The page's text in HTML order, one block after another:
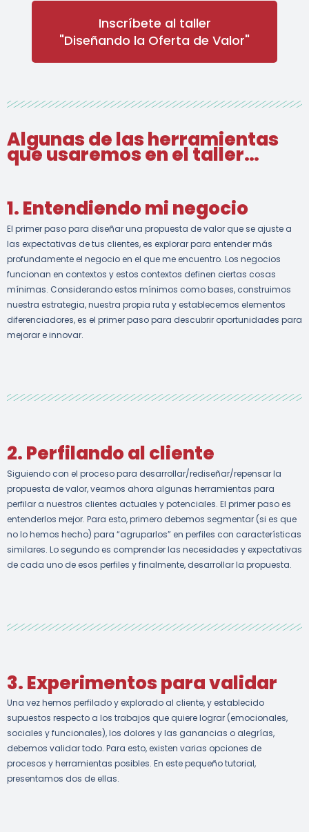
Inscríbete al taller
"Diseñando la Oferta de Valor"
Algunas de las herramientas
que usaremos en el taller…
1. Entendiendo mi negocio
El primer paso para diseñar una propuesta de valor que se ajuste a
las expectativas de tus clientes, es explorar para entender más
profundamente el negocio en el que me encuentro. Los negocios
funcionan en contextos y estos contextos definen ciertas cosas
mínimas. Considerando estos mínimos como bases, construimos
nuestra estrategia, nuestra propia ruta y establecemos elementos
diferenciadores, es el primer paso para descubrir oportunidades para
mejorar e innovar.
2. Perfilando al cliente
Siguiendo con el proceso para desarrollar/rediseñar/repensar la
propuesta de valor, veamos ahora algunas herramientas para
perfilar a nuestros clientes actuales y potenciales. El primer paso es
entenderlos mejor. Para esto, primero debemos segmentar (si es que
no lo hemos hecho) para “agruparlos” en perfiles con características
similares. Lo segundo es comprender las necesidades y expectativas
de cada uno de esos perfiles y finalmente, desarrollar la propuesta.
3. Experimentos para validar
Una vez hemos perfilado y explorado al cliente, y establecido
supuestos respecto a los trabajos que quiere lograr (emocionales,
sociales y funcionales), los dolores y las ganancias o alegrías,
debemos validar todo. Para esto, existen varias opciones de
procesos y herramientas posibles. En este pequeño tutorial,
presentamos dos de ellas.